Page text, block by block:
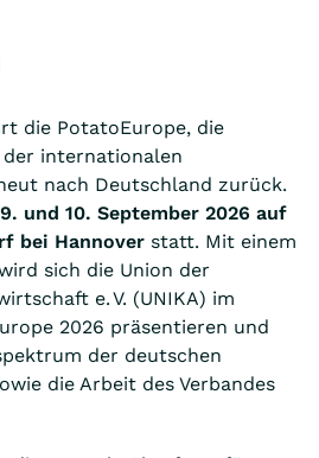
die PotatoEurope, die
der internationalen
nach Deutschland zurück.
und 10. September 2026 auf
bei Hannover statt. Mit einem
sich die Union der
e. V. (UNIKA) im
2026 präsentieren und
der deutschen
die Arbeit des Verbandes